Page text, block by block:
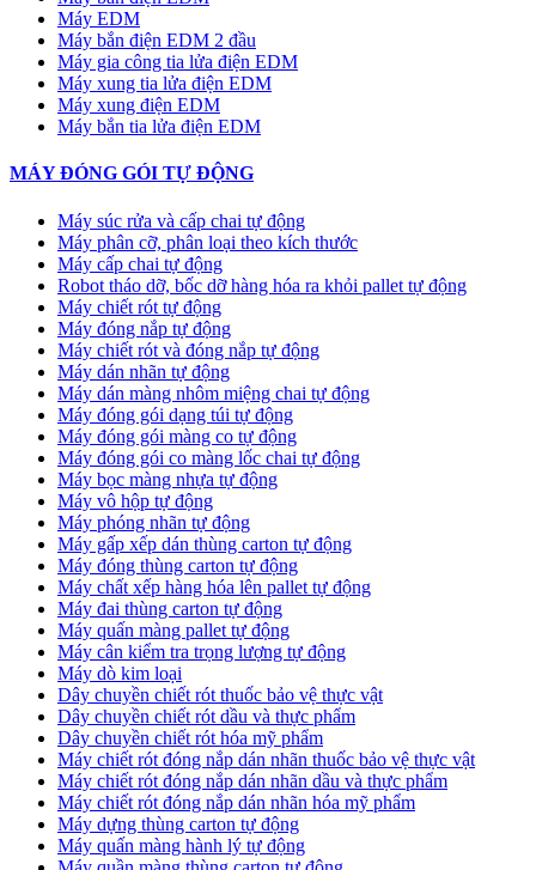
Máy EDM
Máy bắn điện EDM 2 đầu
Máy gia công tia lửa điện EDM
Máy xung tia lửa điện EDM
Máy xung điện EDM
Máy bắn tia lửa điện EDM
MÁY ĐÓNG GÓI TỰ ĐỘNG
Máy súc rửa và cấp chai tự động
Máy phân cỡ, phân loại theo kích thước
Máy cấp chai tự động
Robot tháo dỡ, bốc dỡ hàng hóa ra khỏi pallet tự động
Máy chiết rót tự động
Máy đóng nắp tự động
Máy chiết rót và đóng nắp tự động
Máy dán nhãn tự động
Máy dán màng nhôm miệng chai tự động
Máy đóng gói dạng túi tự động
Máy đóng gói màng co tự động
Máy đóng gói co màng lốc chai tự động
Máy bọc màng nhựa tự động
Máy vô hộp tự động
Máy phóng nhãn tự động
Máy gấp xếp dán thùng carton tự động
Máy đóng thùng carton tự động
Máy chất xếp hàng hóa lên pallet tự động
Máy đai thùng carton tự động
Máy quấn màng pallet tự động
Máy cân kiểm tra trọng lượng tự động
Máy dò kim loại
Dây chuyền chiết rót thuốc bảo vệ thực vật
Dây chuyền chiết rót dầu và thực phẩm
Dây chuyền chiết rót hóa mỹ phẩm
Máy chiết rót đóng nắp dán nhãn thuốc bảo vệ thực vật
Máy chiết rót đóng nắp dán nhãn dầu và thực phẩm
Máy chiết rót đóng nắp dán nhãn hóa mỹ phẩm
Máy dựng thùng carton tự động
Máy quấn màng hành lý tự động